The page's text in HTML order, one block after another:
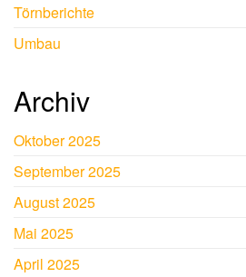
Törnberichte
Umbau
Archiv
Oktober 2025
September 2025
August 2025
Mai 2025
April 2025